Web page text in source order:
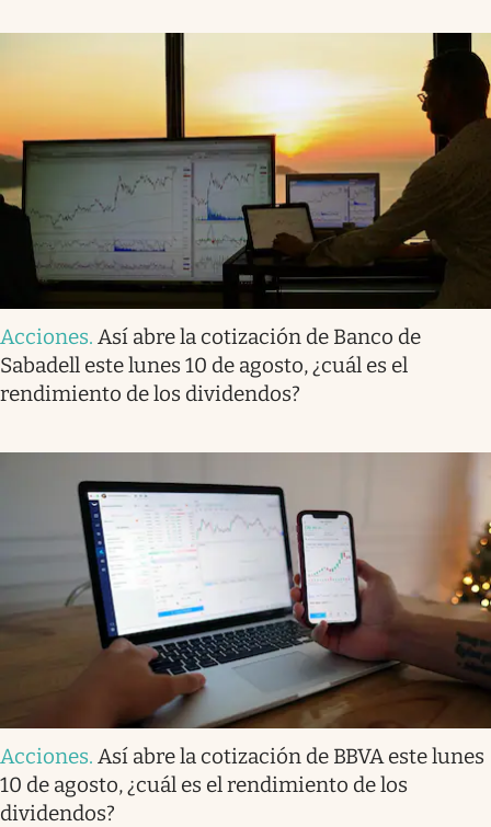
Acciones. Así abre la cotización de Banco de
Sabadell este lunes 10 de agosto, ¿cuál es el
rendimiento de los dividendos?
Acciones. Así abre la cotización de BBVA este lunes
10 de agosto, ¿cuál es el rendimiento de los
dividendos?